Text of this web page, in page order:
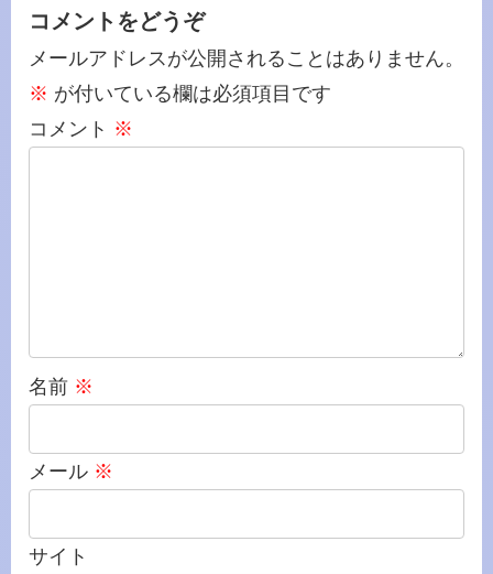
コメントをどうぞ
メールアドレスが公開されることはありません。
※ が付いている欄は必須項目です
コメント ※
名前 ※
メール ※
サイト